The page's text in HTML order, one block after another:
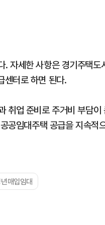
자세한 사항은 경기주택
센터로 하면 된다.
취업 준비로 주거비 부담
공임대주택 공급을 지속적
매입임대